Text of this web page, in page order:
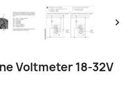

Voltmeter 18-32V